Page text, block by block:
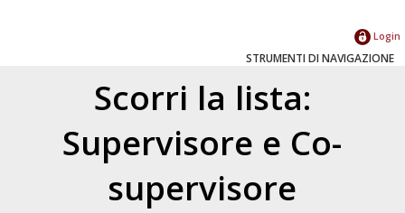
Login
STRUMENTI DI NAVIGAZIONE
Scorri la lista:
Supervisore e Co-
supervisore